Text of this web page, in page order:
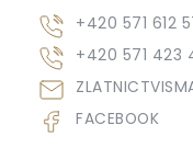
+420 571 612
+420 571 423
FACEBOOK